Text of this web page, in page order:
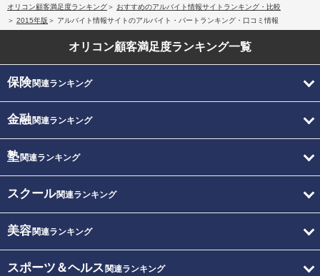
オリコン顧客満足度ランキング
おすすめのアルバイト情報サイトランキング・比較
2015年版
アルバイト情報サイトのアルバイト・パートランキング・口コミ情報
オリコン顧客満足度ランキング一覧
保険関連ランキング
金融関連ランキング
塾関連ランキング
スクール関連ランキング
美容関連ランキング
スポーツ＆ヘルス 関連ランキング